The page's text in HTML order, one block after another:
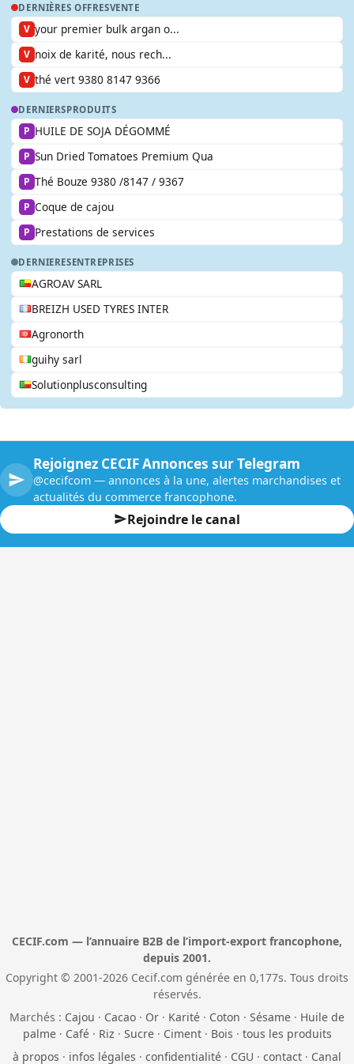
DERNIÈRES OFFRESVENTE
V your premier bulk argan o...
V noix de karité, nous rech...
V thé vert 9380 8147 9366
DERNIERSPRODUITS
P HUILE DE SOJA DÉGOMMÉ
P Sun Dried Tomatoes Premium Qua
P Thé Bouze 9380 /8147 / 9367
P Coque de cajou
P Prestations de services
DERNIERESENTREPRISES
AGROAV SARL
BREIZH USED TYRES INTER
Agronorth
guihy sarl
Solutionplusconsulting
Rejoignez CECIF Annonces sur Telegram
@cecifcom — annonces à la une, alertes marchandises et
actualités du commerce francophone.
Rejoindre le canal
CECIF.com — l’annuaire B2B de l’import-export francophone,
depuis 2001.
Copyright © 2001-2026 Cecif.com générée en 0,177s. Tous droits
réservés.
Marchés : Cajou · Cacao · Or · Karité · Coton · Sésame · Huile de
palme· Café· Riz · Sucre· Ciment· Bois · tous les produits
à propos · infos légales · confidentialité · CGU · contact · Canal